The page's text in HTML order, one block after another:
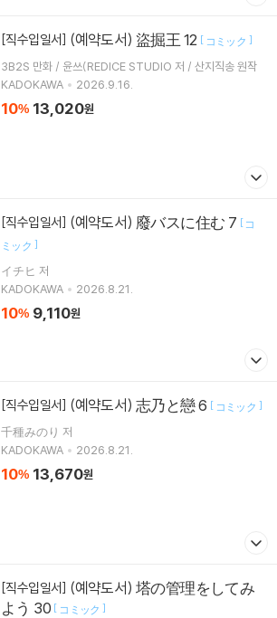
[직수입일서] (예약도서) 盜掘王 12 [ コミック ]
3B2S 만화 / 윤쓰(REDICE STUDIO 저 / 산지직송 원작
KADOKAWA
2026.9.16.
10% 13,020원
[직수입일서] (예약도서) 廢バスに住む 7 [ コ
ミック ]
イチヒ 저
KADOKAWA
2026.8.21.
10% 9,110원
[직수입일서] (예약도서) 志乃と戀 6 [ コミック ]
千種みのり 저
KADOKAWA
2026.8.21.
10% 13,670원
[직수입일서]
よう 30 [ コミック ]